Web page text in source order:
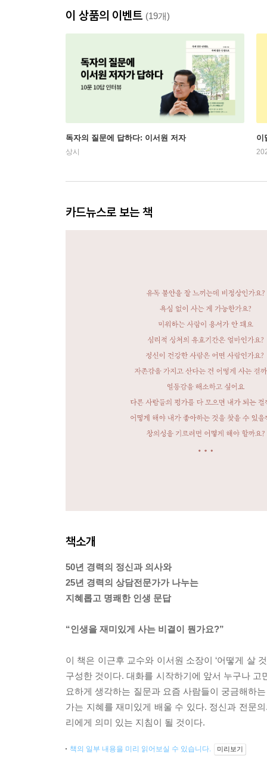
이 상품의 이벤트 (19개)
독자의 질문에 답하다: 이서원 저자
상시
이
카드뉴스로 보는 책
책소개
50년 경력의 정신과 의사와
25년 경력의 상담전문가가 나누는
지혜롭고 명쾌한 인생 문답
“인생을 재미있게 사는 비결이 뭔가요?”
이 책은 이근후 교수와 이서원 소장이 ‘어떻게 살
구성한 것이다. 대화를 시작하기에 앞서 누구나
요하게 생각하는 질문과 요즘 사람들이 궁금해하
가는 지혜를 재미있게 배울 수 있다. 정신과 전문
리에게 의미 있는 지침이 될 것이다.
책의 일부 내용을 미리 읽어보실 수 있습니다. 미리보기